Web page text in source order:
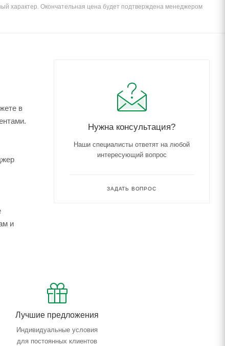
характер. Окончательная цена будет подтверждена менеджером
в
и
Лучшие предложения
Индивидуальные условия
для постоянных клиентов
Нужна консультация?
Наши специалисты ответят на любой
интересующий вопрос
ЗАДАТЬ ВОПРОС